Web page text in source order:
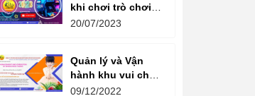
khi chơi trò chơi
máy game đua xe
20/07/2023
Quản lý và Vận
hành khu vui chơi
giải trí -
09/12/2022